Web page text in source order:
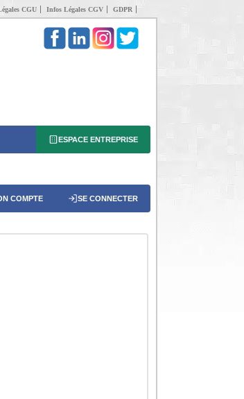
CGU Infos Légales CGV GDPR
ESPACE ENTREPRISE
COMPTE SE CONNECTER